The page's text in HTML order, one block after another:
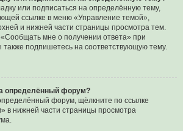
или подписаться на определённую тему,
ссылке в меню «Управление темой»,
и нижней части страницы просмотра тем.
«Сообщать мне о получении ответа» при
подпишетесь на соответствующую тему.
определённый форум?
форум, щёлкните по ссылке
в нижней части страницы просмотра